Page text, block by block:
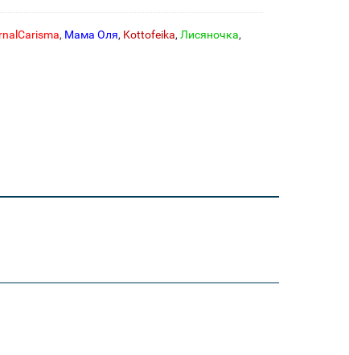
, Мама Оля, Kottofeika, Лисяночка,